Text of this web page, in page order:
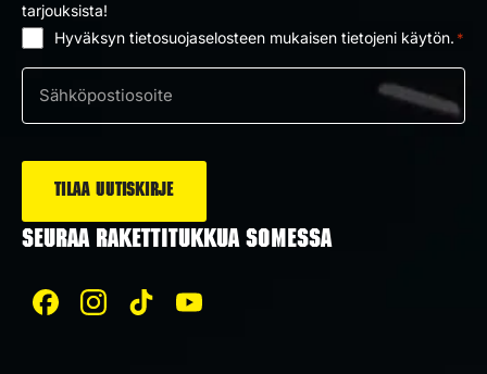
tarjouksista!
Hyväksyn tietosuojaselosteen mukaisen tietojeni käytön. *
Sähköposti
SEURAA RAKETTITUKKUA SOMESSA